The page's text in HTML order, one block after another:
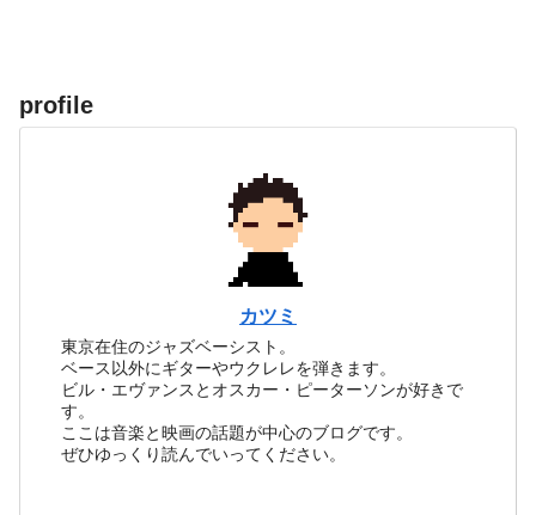
profile
カツミ
東京在住のジャズベーシスト。
ベース以外にギターやウクレレを弾きます。
ビル・エヴァンスとオスカー・ピーターソンが好きで
す。
ここは音楽と映画の話題が中心のブログです。
ぜひゆっくり読んでいってください。